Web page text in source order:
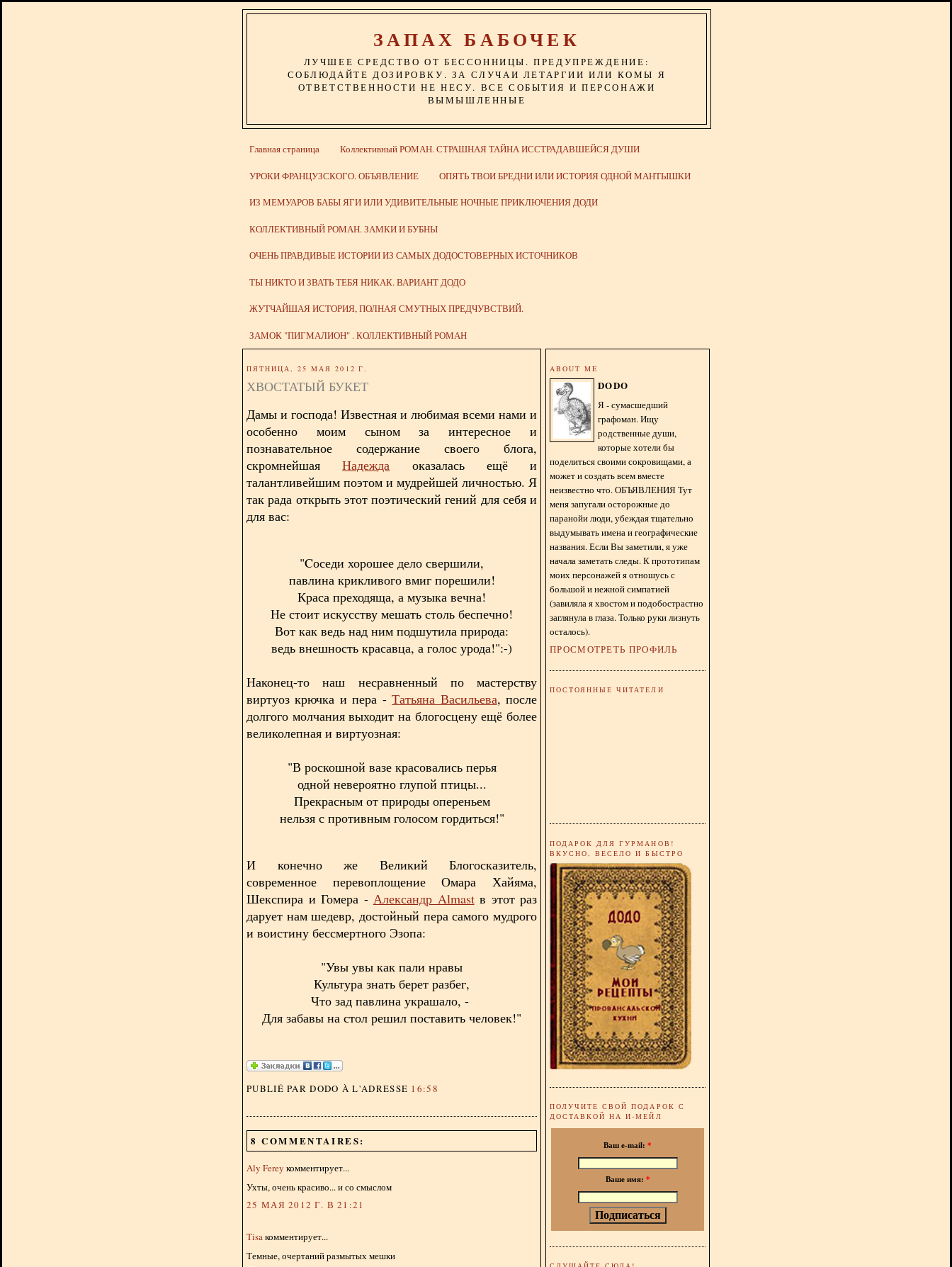
ЗАПАХ БАБОЧЕК
ЛУЧШЕЕ СРЕДСТВО ОТ БЕССОННИЦЫ. ПРЕДУПРЕЖДЕНИЕ:
СОБЛЮДАЙТЕ ДОЗИРОВКУ. ЗА СЛУЧАИ ЛЕТАРГИИ ИЛИ КОМЫ Я
ОТВЕТСТВЕННОСТИ НЕ НЕСУ. ВСЕ СОБЫТИЯ И ПЕРСОНАЖИ
ВЫМЫШЛЕННЫЕ
Главная страница Коллективный РОМАН. СТРАШНАЯ ТАЙНА ИССТРАДАВШЕЙСЯ ДУШИ
УРОКИ ФРАНЦУЗСКОГО. ОБЪЯВЛЕНИЕ ОПЯТЬ ТВОИ БРЕДНИ ИЛИ ИСТОРИЯ ОДНОЙ МАНТЫШКИ
ИЗ МЕМУАРОВ БАБЫ ЯГИ ИЛИ УДИВИТЕЛЬНЫЕ НОЧНЫЕ ПРИКЛЮЧЕНИЯ ДОДИ
КОЛЛЕКТИВНЫЙ РОМАН. ЗАМКИ И БУБНЫ
ОЧЕНЬ ПРАВДИВЫЕ ИСТОРИИ ИЗ САМЫХ ДОДОСТОВЕРНЫХ ИСТОЧНИКОВ
ТЫ НИКТО И ЗВАТЬ ТЕБЯ НИКАК. ВАРИАНТ ДОДО
ЖУТЧАЙШАЯ ИСТОРИЯ, ПОЛНАЯ СМУТНЫХ ПРЕДЧУВСТВИЙ.
ЗАМОК "ПИГМАЛИОН" . КОЛЛЕКТИВНЫЙ РОМАН
ПЯТНИЦА, 25 МАЯ 2012 Г.
ХВОСТАТЫЙ БУКЕТ
Дамы и господа! Известная и любимая всеми нами и
особенно моим сыном за интересное и
познавательное содержание своего блога,
скромнейшаяНадежда оказалась ещё и
талантливейшим поэтом и мудрейшей личностью. Я
так рада открыть этот поэтический гений для себя и
для вас:
"Cоседи хорошее дело свершили,
павлина крикливого вмиг порешили!
Краса преходяща, а музыка вечна!
Не стоит искусству мешать столь беспечно!
Вот как ведь над ним подшутила природа:
ведь внешность красавца, а голос урода!":-)
Наконец-то наш несравненный по мастерству
виртуоз крючка и пера -Татьяна Васильева, после
долгого молчания выходит на блогосцену ещё более
великолепная и виртуозная:
"В роскошной вазе красовались перья
одной невероятно глупой птицы...
Прекрасным от природы опереньем
нельзя с противным голосом гордиться!"
И конечно же Великий Блогосказитель,
современное перевоплощение Омара Хайяма,
Шекспира и Гомера - Александр Almastв этот раз
дарует нам шедевр, достойный пера самого мудрого
и воистину бессмертного Эзопа:
"Увы увы как пали нравы
Культура знать берет разбег,
Что зад павлина украшало, -
Для забавы на стол решил поставить человек!"
PUBLIÉ PAR DODO À L'ADRESSE 16:58
8 COMMENTAIRES:
Aly Ferey комментирует...
Ухты, очень красиво... и со смыслом
25 МАЯ 2012 Г. В 21:21
Tisaкомментирует...
Темные, очертаний размытых мешки
ABOUT ME
DODO
Я - сумасшедший
графоман. Ищу
родственные души,
которые хотели бы
поделиться своими сокровищами, а
может и создать всем вместе
неизвестно что. ОБЪЯВЛЕНИЯ Тут
меня запугали осторожные до
паранойи люди, убеждая тщательно
выдумывать имена и географические
названия. Если Вы заметили, я уже
начала заметать следы. К прототипам
моих персонажей я отношусь с
большой и нежной симпатией
(завиляла я хвостом и подобострастно
заглянула в глаза. Только руки лизнуть
осталось).
ПРОСМОТРЕТЬ ПРОФИЛЬ
ПОСТОЯННЫЕ ЧИТАТЕЛИ
ПОДАРОК ДЛЯ ГУРМАНОВ!
ВКУСНО, ВЕСЕЛО И БЫСТРО
ПОЛУЧИТЕ СВОЙ ПОДАРОК С
ДОСТАВКОЙ НА И-МЕЙЛ
Ваш e-mail: *
Ваше имя: *